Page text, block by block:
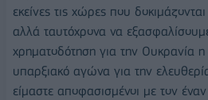
εκείνες τις χώρες που
αλλά ταυτόχρονα να
χρηματοδότηση για την Ουκρανία η
υπαρξιακό αγώνα για την
είμαστε αποφασισμένοι με τον